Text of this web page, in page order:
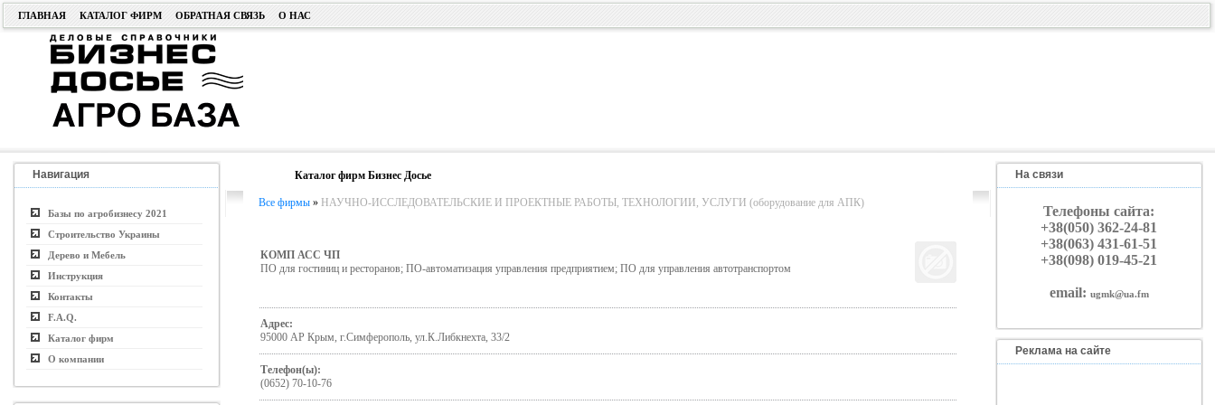
ГЛАВНАЯ КАТАЛОГ ФИРМ ОБРАТНАЯ СВЯЗЬ О НАС
Навигация
Базы по агробизнесу 2021
Строительство Украины
Дерево и Мебель
Инструкция
Контакты
F.A.Q.
Каталог фирм
О компании
Каталог фирм Бизнес Досье
Все фирмы» НАУЧНО-ИССЛЕДОВАТЕЛЬСКИЕ И ПРОЕКТНЫЕ РАБОТЫ, ТЕХНОЛОГИИ, УСЛУГИ (оборудование для АПК)
КОМП АСС ЧП
ПО для гостиниц и ресторанов; ПО-автоматизация управления предприятием; ПО для управления автотранспортом
Адрес:
95000 АР Крым, г.Симферополь, ул.К.Либкнехта, 33/2
Телефон(ы):
(0652) 70-10-76
На связи
Телефоны сайта:
+38(050) 362-24-81
+38(063) 431-61-51
+38(098) 019-45-21
email: ugmk@ua.fm
Реклама на сайте